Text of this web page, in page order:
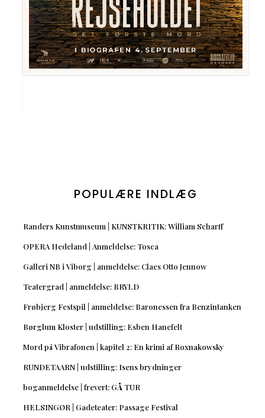
POPULÆRE INDLÆG
Randers Kunstmuseum | KUNSTKRITIK: William Scharff
OPERA Hedeland | Anmeldelse: Tosca
Galleri NB i Viborg | anmeldelse: Claes Otto Jennow
Teatergrad | anmeldelse: BRYLD
Frøbjerg Festspil | anmeldelse: Baronessen fra Benzintanken
Børglum Kloster | udstilling: Esben Hanefelt
Mord på Vibrafonen | kapitel 2: En krimi af Roxnakowsky
RUNDETAARN | udstilling: Isens brydninger
boganmeldelse | frevert: GÅ TUR
HELSINGØR | Gadeteater: Passage Festival